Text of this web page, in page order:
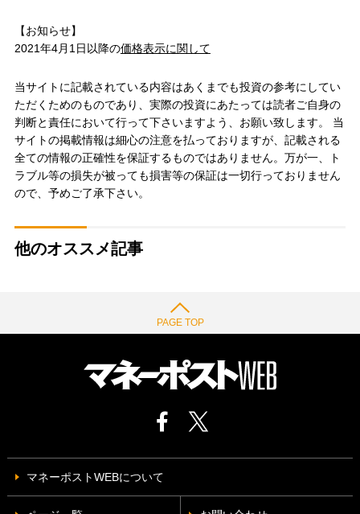
【お知らせ】
2021年4月1日以降の価格表示に関して
当サイトに記載されている内容はあくまでも投資の参考にしてい
ただくためのものであり、実際の投資にあたっては読者ご自身の
判断と責任において行って下さいますよう、お願い致します。 当
サイトの掲載情報は細心の注意を払っておりますが、記載される
全ての情報の正確性を保証するものではありません。万が一、ト
ラブル等の損失が被っても損害等の保証は一切行っておりません
ので、予めご了承下さい。
他のオススメ記事
PAGE TOP
マネーポストWEBについて